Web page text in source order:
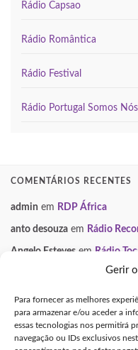
Gerir
Para fornecer as melhores
para armazenar e/ou aceder a
essas tecnologias nos permitirá
navegação ou IDs exclusivos
Rádio Capsao
Rádio Romântica
Rádio Festival
Rádio Portugal Somos Nós
COMENTÁRIOS RECENTES
admin em RDP África
anto desouza em Rádio
Angelo Esteves em Rádio
Smooth FM
Neuza Gondomar Mix
INFORMAÇÃO LEGAL